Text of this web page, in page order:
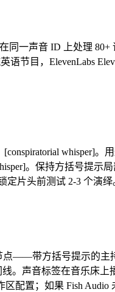
一声音 ID 上处理
节目，ElevenLabs
whisper]
。保持方括号提
片头前测试 2-3 个演绎
——带方括号提示的主
声音标签在音乐床上
置；如果 Fish Audio